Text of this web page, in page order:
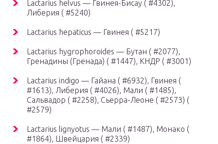
Lactarius helvus — Гвинея-Бисау ( #4302),
Либерия ( #5240)
Lactarius hepaticus — Гвинея ( #5217)
Lactarius hygrophoroides — Бутан ( #2077),
Гренадины (Гренада) ( #1447), КНДР ( #3001)
Lactarius indigo — Гайана ( #6932), Гвинея (
#1613), Либерия ( #4026), Мали ( #1485),
Сальвадор ( #2258), Сьерра-Леоне ( #2573) (
#2579)
Lactarius lignyotus — Мали ( #1487), Монако (
#1864), Швейцария ( #2339)